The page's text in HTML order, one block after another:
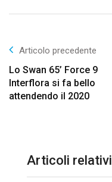
Articolo precedente
Lo Swan 65’ Force 9
Interflora si fa bello
attendendo il 2020
Articoli relativi